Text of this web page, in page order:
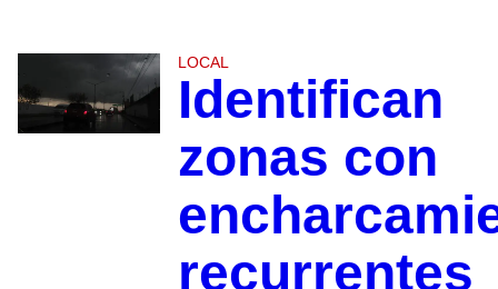
LOCAL
Identifican
zonas con
recurrentes